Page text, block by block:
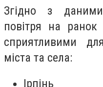
Згідно з
повітря на
сприятливими
міста та села:
Ірпінь